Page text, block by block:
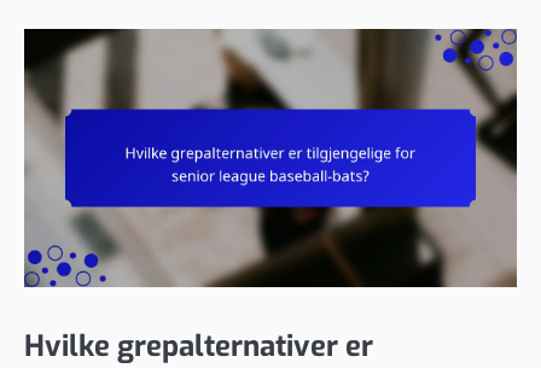
Hvilke grepalternativer er